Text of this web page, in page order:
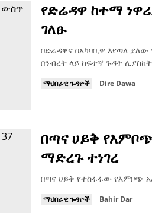
የድሬዳዋ ከተማ
ገለፁ
በድሬዳዋና በአካባቢዋ እየጣለ
በንብረት ላይ ከፍተኛ ጉዳት
ማህበራዊ ጉዳዮች Dire Dawa
በጣና ሀይቅ
ማድረጉ ተነገረ
በጣና ሀይቅ የተስፋፋው የእምቦጭ
ማህበራዊ ጉዳዮች Bahir Dar